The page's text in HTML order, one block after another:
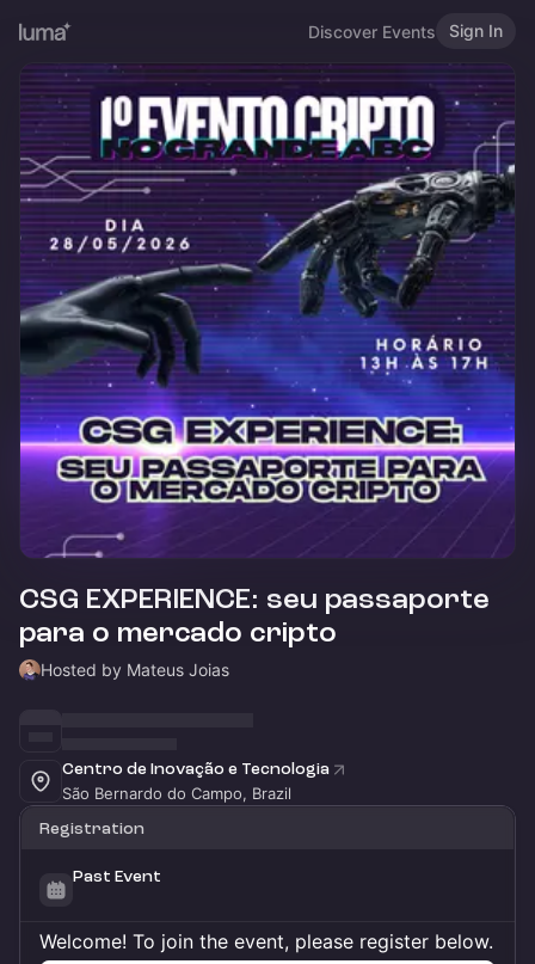
Discover Events Sign In
CSG EXPERIENCE: seu passaporte
para o mercado cripto
Hosted by Mateus Joias
Centro de Inovação e Tecnologia
São Bernardo do Campo, Brazil
Registration
Past Event
Welcome! To join the event, please register below.